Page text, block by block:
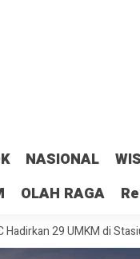
NASIONAL
OLAH RAGA
UMKM di Stasiun